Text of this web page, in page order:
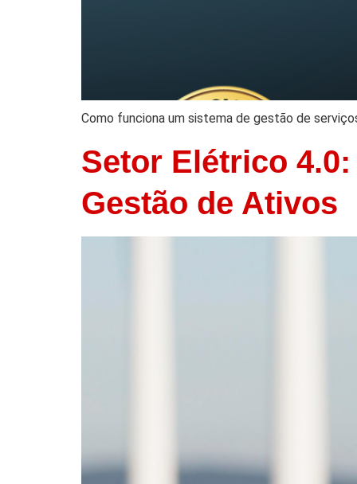
Como funciona um sistema de gestão de
Setor Elétrico
Gestão de Ativos